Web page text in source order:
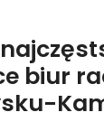
biur